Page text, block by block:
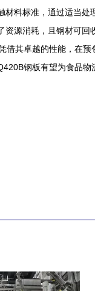
材料标准，通过适当处
源消耗，且钢材可回
借其卓越的性能，在
钢板有望为食品物